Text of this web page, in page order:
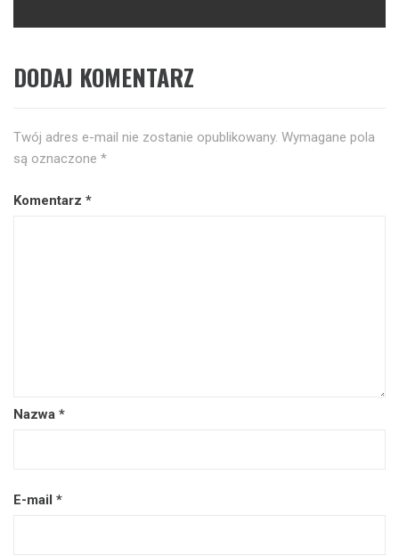
DODAJ KOMENTARZ
Twój adres e-mail nie zostanie opublikowany. Wymagane pola
są oznaczone *
Komentarz *
Nazwa *
E-mail *